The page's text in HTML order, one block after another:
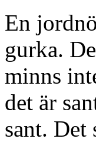
En
gurka.
minns
det är
sant.